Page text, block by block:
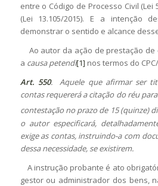
entre o Código de Processo Civil (Lei
(Lei 13.105/2015). E a intenção
demonstrar o sentido e alcance
Ao autor da ação de prestação de
a causa petendi[1] nos termos do
Art. 550. Aquele que afirmar ser
contas requererá a citação do réu
contestação no prazo de 15 (quinze)
o autor especificará,
exige as contas, instruindo-a com
dessa necessidade, se existirem.
A instrução probante é ato
gestor ou administrador dos bens,